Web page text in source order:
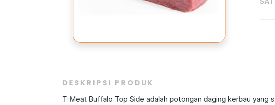
DESKRIPSI PRODUK
T-Meat Buffalo Top Side adalah potongan daging kerbau yang